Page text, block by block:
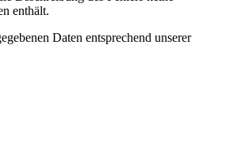
enthält.
Daten entsprechend unserer